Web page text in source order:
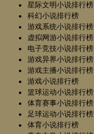
星际文明小说排行榜
科幻小说排行榜
游戏系统小说排行榜
虚拟网游小说排行榜
电子竞技小说排行榜
游戏异界小说排行榜
游戏主播小说排行榜
游戏小说排行榜
篮球运动小说排行榜
体育赛事小说排行榜
足球运动小说排行榜
体育小说排行榜